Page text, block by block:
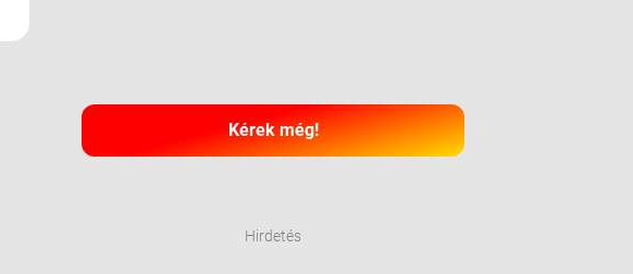
Kérek még!
Hirdetés